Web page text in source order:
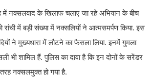
नक्सलवाद के खिलाफ चलाए जा रहे अभियान के बीच
में बड़ी संख्या में नक्सलियों ने आत्मसमर्पण किया. इस
ने मुख्यधारा में लौटने का फैसला लिया. इनमें गुमला
भी शामिल हैं. पुलिस का दावा है कि इन दोनों के सरेंडर
नक्सलमुक्त हो गया है.